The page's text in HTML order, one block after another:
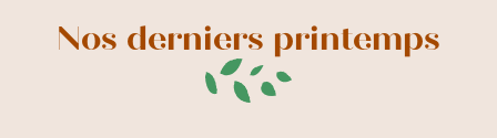
Nos derniers printemps